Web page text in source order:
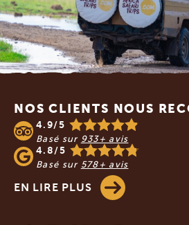
Footer
NOS CLIENTS NOUS
4.9/5
Basé sur 933+ avis
4.8/5
Basé sur 578+ avis
EN LIRE PLUS